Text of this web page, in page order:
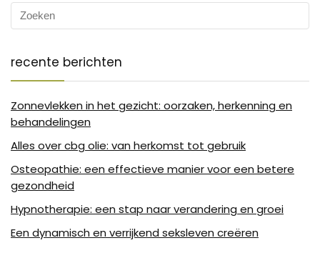
recente berichten
Zonnevlekken in het gezicht: oorzaken, herkenning en
behandelingen
Alles over cbg olie: van herkomst tot gebruik
Osteopathie: een effectieve manier voor een betere
gezondheid
Hypnotherapie: een stap naar verandering en groei
Een dynamisch en verrijkend seksleven creëren